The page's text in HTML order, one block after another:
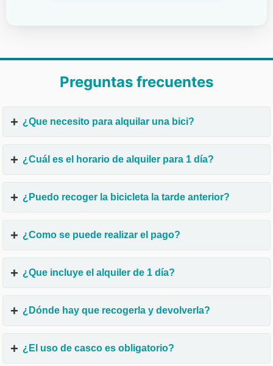
Preguntas frecuentes
¿Que necesito para alquilar una bici?
¿Cuál es el horario de alquiler para 1 día?
¿Puedo recoger la bicicleta la tarde anterior?
¿Como se puede realizar el pago?
¿Que incluye el alquiler de 1 día?
¿Dónde hay que recogerla y devolverla?
¿El uso de casco es obligatorio?